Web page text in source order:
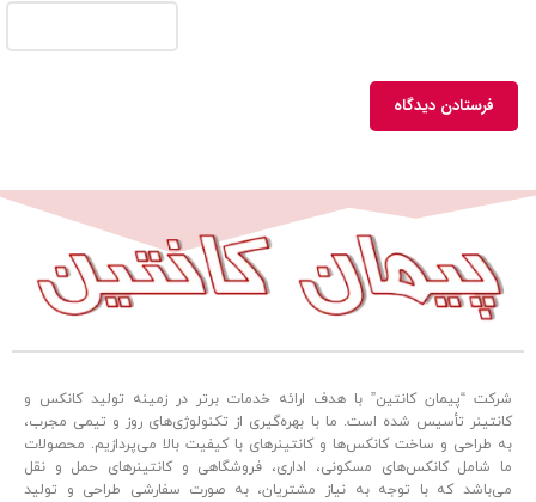
شرکت “پیمان کانتین” با هدف ارائه خدمات برتر در زمینه تولید کانکس و
کانتینر تأسیس شده است. ما با بهره‌گیری از تکنولوژی‌های روز و تیمی مجرب،
به طراحی و ساخت کانکس‌ها و کانتینرهای با کیفیت بالا می‌پردازیم. محصولات
ما شامل کانکس‌های مسکونی، اداری، فروشگاهی و کانتینرهای حمل و نقل
می‌باشد که با توجه به نیاز مشتریان، به صورت سفارشی طراحی و تولید